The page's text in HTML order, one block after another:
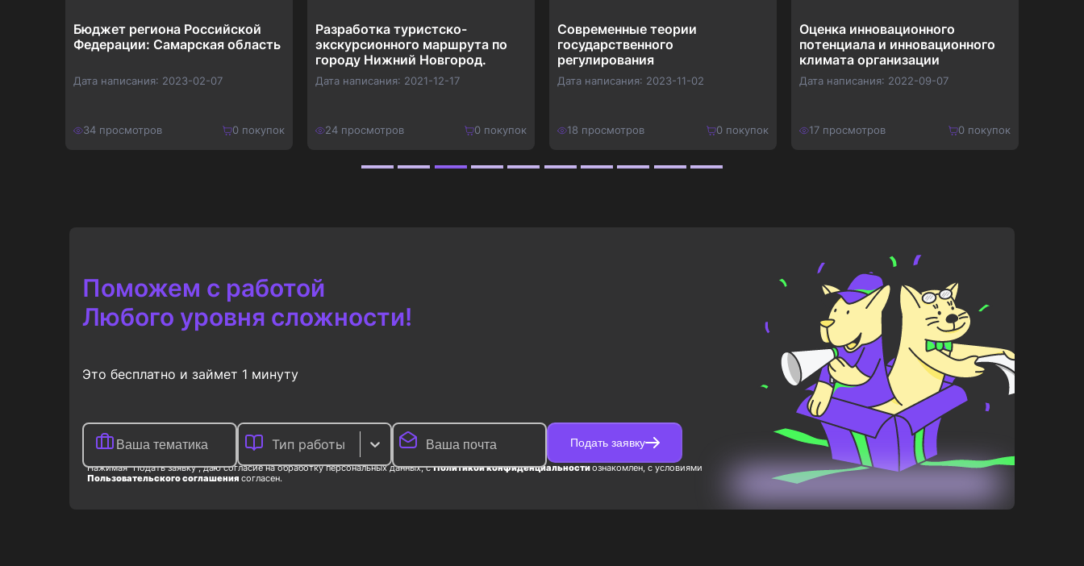
Бюджет региона Российской
Федерации: Самарская область
Дата написания: 2023-02-07
34 просмотров 0 покупок
Разработка туристско-
экскурсионного маршрута по
городу Нижний Новгород.
Дата написания: 2021-12-17
24 просмотров 0 покупок
Современные теории
государственного
регулирования
Дата написания: 2023-11-02
18 просмотров 0 покупок
Оценка инновационного
потенциала и инновационного
климата организации
Дата написания: 2022-09-07
17 просмотров 0 покупок
Поможем с работой
Любого уровня сложности!
Это бесплатно и займет 1 минуту
Тип работы Подать заявку
Нажимая "Подать заявку", даю согласие на обработку персональных данных, с Политикой конфиденциальностиознакомлен, с условиями
Пользовательского соглашения согласен.